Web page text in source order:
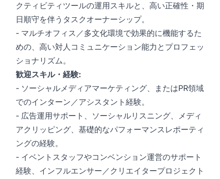
クティビティツールの運用スキルと、高い正確性・期
日順守を伴うタスクオーナーシップ。
- マルチオフィス／多文化環境で効果的に機能するた
めの、高い対人コミュニケーション能力とプロフェッ
ショナリズム。
歓迎スキル・経験:
- ソーシャルメディアマーケティング、またはPR領域
でのインターン／アシスタント経験。
- 広告運用サポート、ソーシャルリスニング、メディ
アクリッピング、基礎的なパフォーマンスレポーティ
ングの経験。
- イベントスタッフやコンベンション運営のサポート
経験、インフルエンサー／クリエイタープロジェクト